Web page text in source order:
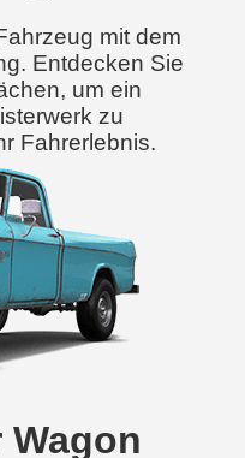
mit dem
Entdecken Sie
um ein
zu
Fahrerlebnis.
Wagon